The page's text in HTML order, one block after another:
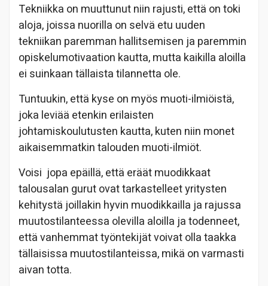
Tekniikka on muuttunut niin rajusti, että on toki
aloja, joissa nuorilla on selvä etu uuden
tekniikan paremman hallitsemisen ja paremmin
opiskelumotivaation kautta, mutta kaikilla aloilla
ei suinkaan tällaista tilannetta ole.
Tuntuukin, että kyse on myös muoti-ilmiöistä,
joka leviää etenkin erilaisten
johtamiskoulutusten kautta, kuten niin monet
aikaisemmatkin talouden muoti-ilmiöt.
Voisi jopa epäillä, että eräät muodikkaat
talousalan gurut ovat tarkastelleet yritysten
kehitystä joillakin hyvin muodikkailla ja rajussa
muutostilanteessa olevilla aloilla ja todenneet,
että vanhemmat työntekijät voivat olla taakka
tällaisissa muutostilanteissa, mikä on varmasti
aivan totta.